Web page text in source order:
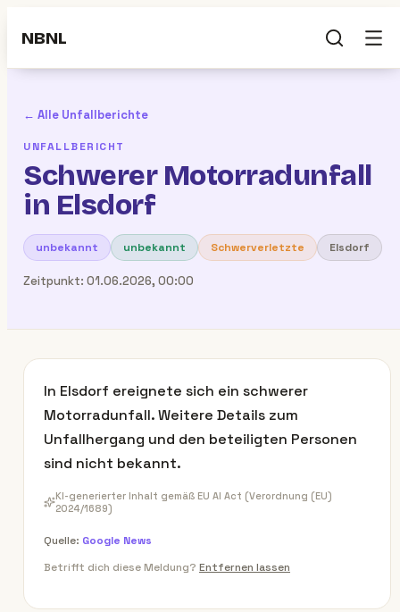
NBNL
← Alle Unfallberichte
UNFALLBERICHT
Schwerer Motorradunfall
in Elsdorf
unbekannt unbekannt Schwerverletzte Elsdorf
Zeitpunkt: 01.06.2026, 00:00
In Elsdorf ereignete sich ein schwerer
Motorradunfall. Weitere Details zum
Unfallhergang und den beteiligten Personen
sind nicht bekannt.
KI-generierter Inhalt gemäß EU AI Act (Verordnung (EU)
2024/1689)
Quelle: Google News
Betrifft dich diese Meldung? Entfernen lassen